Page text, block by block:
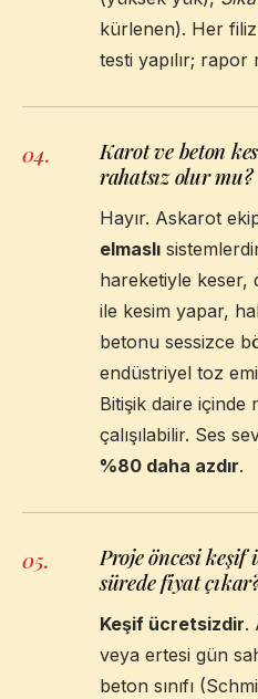
kürlenen). Her
testi yapılır; rapor
04.
Karot ve beton
rahatsız olur mu?
Hayır. Askarot
elmaslı
hareketiyle keser,
ile kesim yapar,
betonu sessizce
endüstriyel toz
Bitişik daire içinde
çalışılabilir. Ses
%80 daha azdır.
05.
Proje öncesi
sürede fiyat
Keşif ücretsizdir.
veya ertesi gün
beton sınıfı